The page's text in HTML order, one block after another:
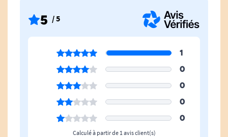
Avec Roulettes Oui
Nombre De Roues 4
Hauteur Réglable
Bariatrique Oui
Relève Jambe Électrique À
Plicature
Oui
5 / 5
1
0
0
0
0
Calculé à partir de 1 avis client(s)